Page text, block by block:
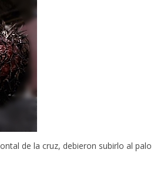
de la cruz, debieron subirlo al palo